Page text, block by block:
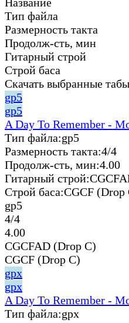
Тип файла
Размерность такта
Продолж-сть, мин
Гитарный строй
Строй баса
Скачать выбранные табы
gp5
gp5
A Day To Remember -
Тип файла:gp5
Размерность такта:4/4
Продолж-сть, мин:4.00
Гитарный строй:
Строй баса:CGCF (Drop
gp5
4/4
4.00
CGCFAD (Drop C)
CGCF (Drop C)
gpx
gpx
A Day To Remember -
Тип файла:gpx